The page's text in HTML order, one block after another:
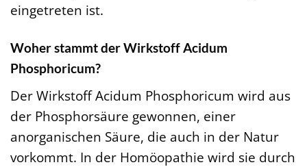
eingetreten ist.
Woher stammt der Wirkstoff Acidum
Phosphoricum?
Der Wirkstoff Acidum Phosphoricum wird aus
der Phosphorsäure gewonnen, einer
anorganischen Säure, die auch in der Natur
vorkommt. In der Homöopathie wird sie durch